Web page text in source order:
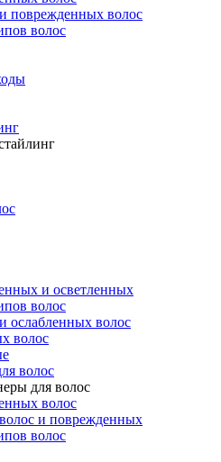
поврежденных волос
волос
и осветленных
волос
ослабленных волос
волос
волос
для волос
волос
и поврежденных
волос